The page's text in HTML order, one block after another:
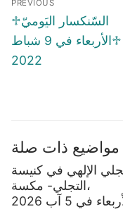
navigation
PREVIOUS
Previous
post:
♱السّنكسار اليَوميّ
♱الأربعاء في 9 شباط
2022
مواضيع ذات صلة
الإلهي في كنيسة
التجلي- مكسة،